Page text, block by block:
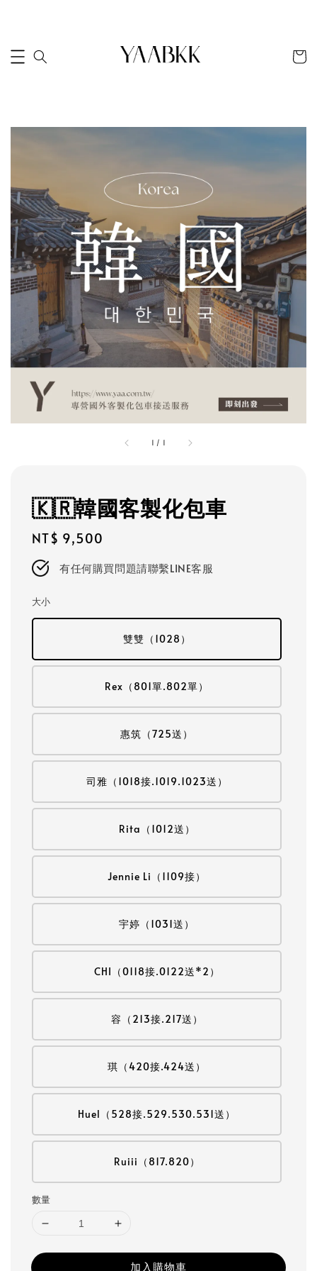
1 / 1
🇰🇷韓國客製化包車
Regular
price
NT$ 9,500
有任何購買問題請聯繫LINE客服
大小
雙雙（1028）
Rex（801單.802單）
惠筑（725送）
司雅（1018接.1019.1023送）
Rita（1012送）
Jennie Li（1109接）
宇婷（1031送）
CHI（0118接.0122送*2）
容（213接.217送）
琪（420接.424送）
Huel（528接.529.530.531送）
Ruiii（817.820）
數量
加入購物車